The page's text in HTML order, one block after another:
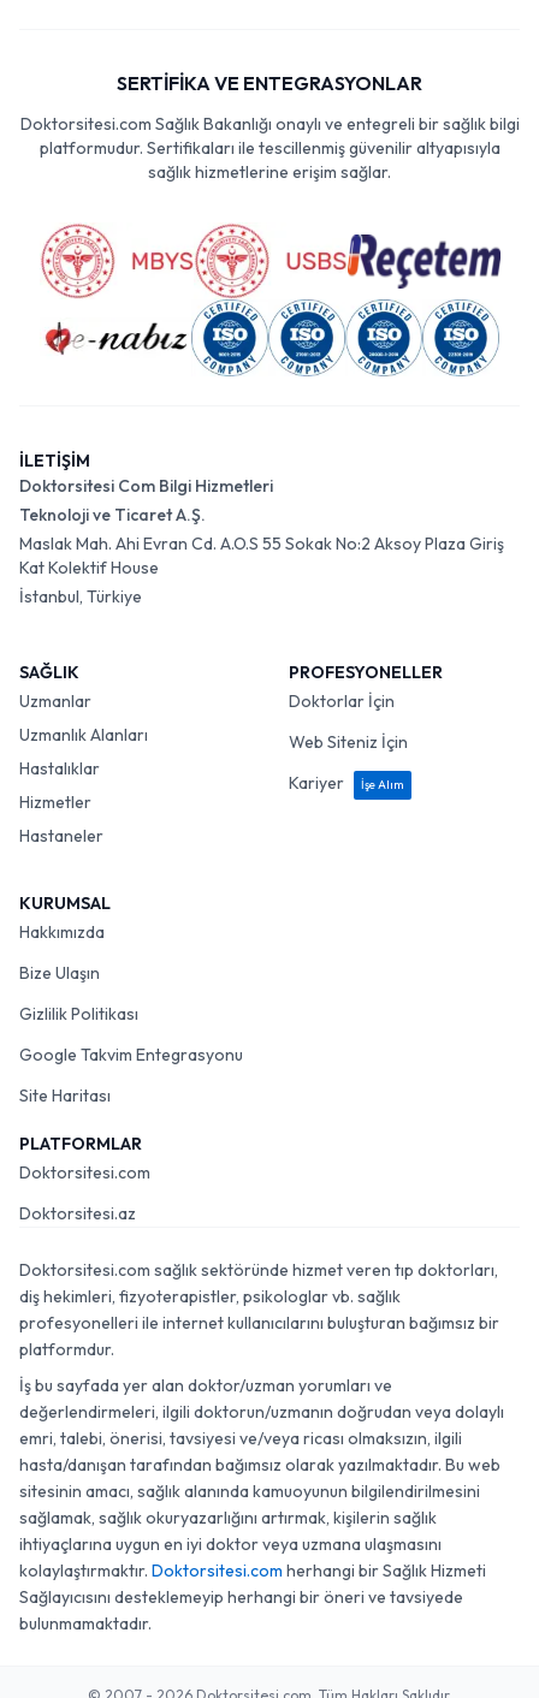
SERTİFİKA VE ENTEGRASYONLAR
Doktorsitesi.com Sağlık Bakanlığı onaylı ve entegreli bir sağlık bilgi
platformudur. Sertifikaları ile tescillenmiş güvenilir altyapısıyla
sağlık hizmetlerine erişim sağlar.
İLETİŞİM
Doktorsitesi Com Bilgi Hizmetleri
Teknoloji ve Ticaret A.Ş.
Maslak Mah. Ahi Evran Cd. A.O.S 55 Sokak No:2 Aksoy Plaza Giriş
Kat Kolektif House
İstanbul, Türkiye
SAĞLIK
Uzmanlar
Uzmanlık Alanları
Hastalıklar
Hizmetler
Hastaneler
PROFESYONELLER
Doktorlar İçin
Web Siteniz İçin
Kariyer
İşe Alım
KURUMSAL
Hakkımızda
Bize Ulaşın
Gizlilik Politikası
Google Takvim Entegrasyonu
Site Haritası
PLATFORMLAR
Doktorsitesi.com
Doktorsitesi.az
Doktorsitesi.com sağlık sektöründe hizmet veren tıp doktorları,
diş hekimleri, fizyoterapistler, psikologlar vb. sağlık
profesyonelleri ile internet kullanıcılarını buluşturan bağımsız bir
platformdur.
İş bu sayfada yer alan doktor/uzman yorumları ve
değerlendirmeleri, ilgili doktorun/uzmanın doğrudan veya dolaylı
emri, talebi, önerisi, tavsiyesi ve/veya ricası olmaksızın, ilgili
hasta/danışan tarafından bağımsız olarak yazılmaktadır. Bu web
sitesinin amacı, sağlık alanında kamuoyunun bilgilendirilmesini
sağlamak, sağlık okuryazarlığını artırmak, kişilerin sağlık
ihtiyaçlarına uygun en iyi doktor veya uzmana ulaşmasını
kolaylaştırmaktır. Doktorsitesi.com herhangi bir Sağlık Hizmeti
Sağlayıcısını desteklemeyip herhangi bir öneri ve tavsiyede
bulunmamaktadır.